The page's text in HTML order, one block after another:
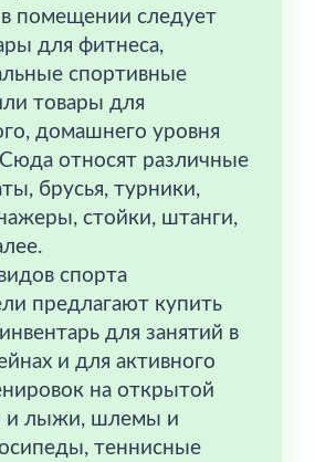
помещении следует
для фитнеса,
спортивные
товары для
домашнего уровня
относят различные
брусья, турники,
стойки, штанги,
спорта
предлагают купить
для занятий в
и для активного
на открытой
и лыжи, шлемы и
теннисные